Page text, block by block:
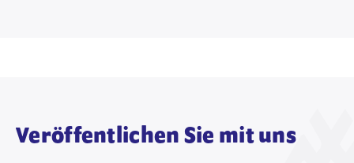
Veröffentlichen Sie mit uns